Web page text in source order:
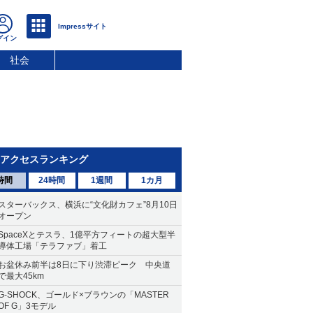
社会
アクセスランキング
間 24時間 1週間 1カ月
ターバックス、横浜に“文化財カフェ”8月10日
ープン
とテスラ、1億平方フィートの超大型半
体工場「テラファブ」着工
盆休み前半は8日に下り渋滞ピーク 中央道
最大45km
SHOCK、ゴールド×ブラウンの「MASTER
G」3モデル